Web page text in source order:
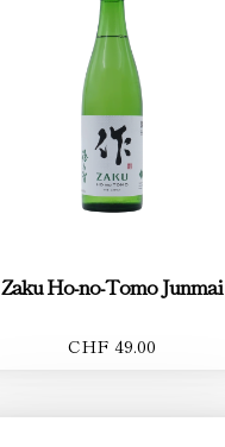
Zaku Ho-no-Tomo Junmai
CHF 49.00